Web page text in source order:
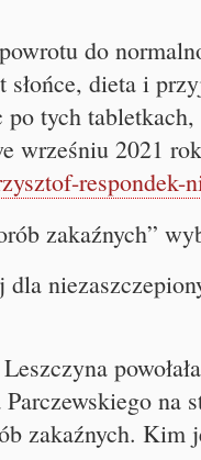
do
dieta i
tych
wrześniu 2021
respondek-
zakaźnych”
na
zakaźnych. Kim